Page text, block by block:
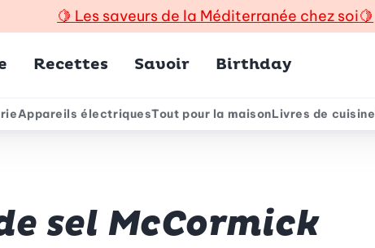
🍋 Les saveurs de la Méditerranée chez soi🍋
Recettes Savoir Birthday
Appareils électriquesTout pour la maisonLivres de cuisine
sel McCormick